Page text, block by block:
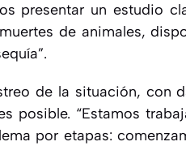
presentar un estudio
de animales,
de la situación, con
posible. “Estamos
por etapas: